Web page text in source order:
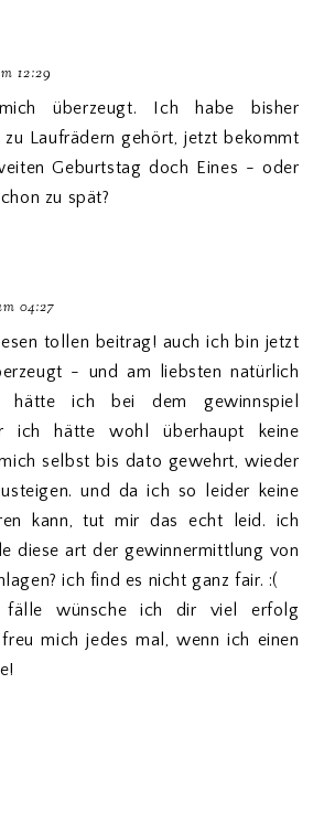
12:29
überzeugt. Ich habe bisher
Laufrädern gehört, jetzt bekommt
Geburtstag doch Eines - oder
zu spät?
04:27
tollen beitrag! auch ich bin jetzt
- und am liebsten natürlich
hätte ich bei dem gewinnspiel
ich hätte wohl überhaupt keine
selbst bis dato gewehrt, wieder
und da ich so leider keine
kann, tut mir das echt leid. ich
diese art der gewinnermittlung von
ich find es nicht ganz fair. :(
wünsche ich dir viel erfolg
mich jedes mal, wenn ich einen